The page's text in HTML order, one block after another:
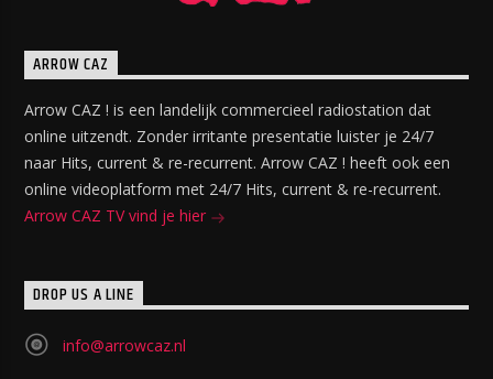
ARROW CAZ
Arrow CAZ ! is een landelijk commercieel radiostation dat
online uitzendt. Zonder irritante presentatie luister je 24/7
naar Hits, current & re-recurrent. Arrow CAZ ! heeft ook een
online videoplatform met 24/7 Hits, current & re-recurrent.
Arrow CAZ TV vind je hier
DROP US A LINE
info@arrowcaz.nl